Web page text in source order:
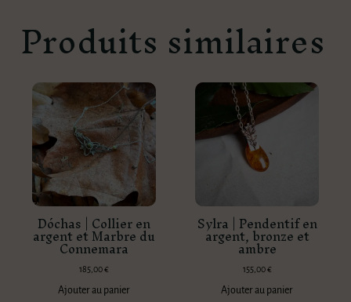
Produits similaires
Dóchas | Collier en
argent et Marbre du
Connemara
185,00€
Ajouter au panier
Sylra | Pendentif en
argent, bronze et
ambre
155,00€
Ajouter au panier